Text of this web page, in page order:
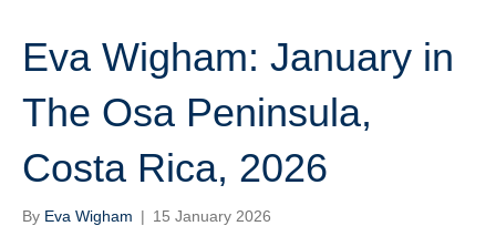
Eva Wigham: January in
The Osa Peninsula,
Costa Rica, 2026
By Eva Wigham | 15 January 2026